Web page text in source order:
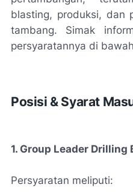
blasting, produksi, dan
tambang. Simak
persyaratannya di
Posisi & Syarat
1. Group Leader Drilling
Persyaratan meliputi: